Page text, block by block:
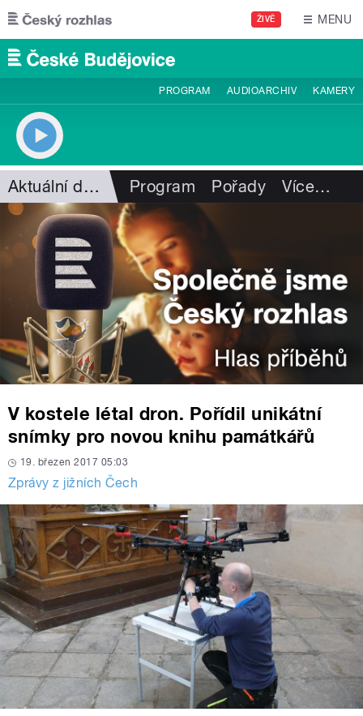
Přejít k hlavnímu obsahu
ŽIVĚ MENU
PROGRAM AUDIOARCHIV KAMERY
Aktuální dění Program Pořady Více…
V kostele létal dron. Pořídil unikátní
snímky pro novou knihu památkářů
19. březen 2017 05:03
Zprávy z jižních Čech